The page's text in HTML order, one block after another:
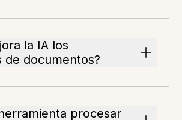
la IA los
de documentos?
procesar